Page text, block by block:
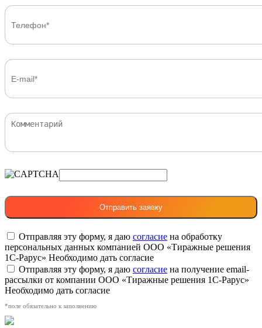
Отправляя эту форму, я даю согласие на обработку
персональных данных компанией ООО «Тиражные решения
1С-Рарус» Необходимо дать согласие
Отправляя эту форму, я даю согласие на получение email-
рассылки от компании ООО «Тиражные решения 1С-Рарус»
Необходимо дать согласие
*поле обязательно к заполнению